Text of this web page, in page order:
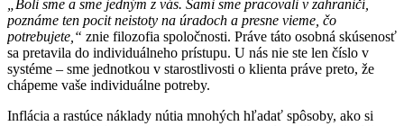
„Boli sme a sme jedným z vás. Sami sme pracovali v zahraničí,
poznáme ten pocit neistoty na úradoch a presne vieme, čo
potrebujete,“ znie filozofia spoločnosti. Práve táto osobná skúsenosť
sa pretavila do individuálneho prístupu. U nás nie ste len číslo v
systéme – sme jednotkou v starostlivosti o klienta práve preto, že
chápeme vaše individuálne potreby.
Inflácia a rastúce náklady nútia mnohých hľadať spôsoby, ako si